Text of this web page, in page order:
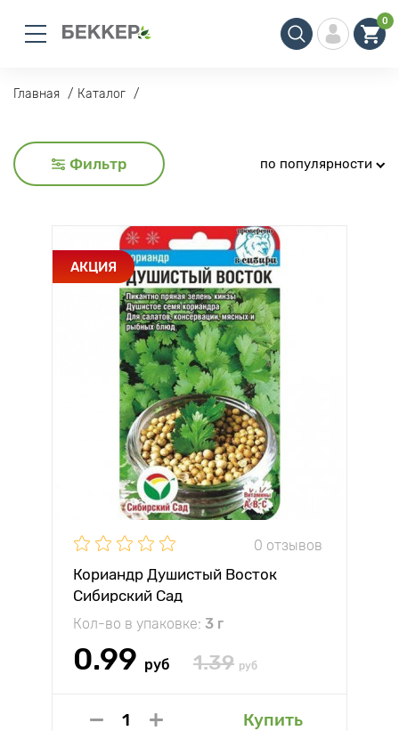
0
Главная Каталог
Фильтр по популярности
АКЦИЯ
0 отзывов
Кориандр Душистый Восток
Сибирский Сад
Кол-во в упаковке: 3 г
0.99 руб 1.39 руб
Купить